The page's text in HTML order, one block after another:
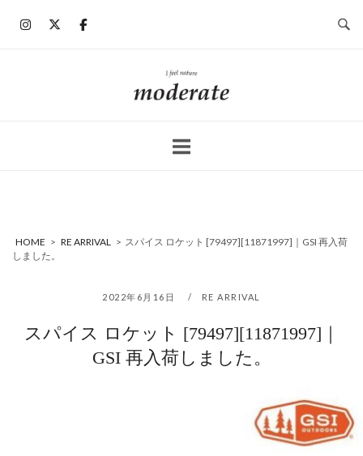
ホ
ー
HOME > RE ARRIVAL > スパイス ロケット [79497][11871997]｜GSI 再入荷
しました。
2022年6月16日 RE ARRIVAL
スパイス ロケット [79497][11871997]｜
GSI 再入荷しました。